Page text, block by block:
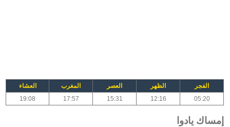
الفجر الظهر العصر المغرب
العشاء
05:20
12:16
15:31
17:57
19:08
إمساك يادوا